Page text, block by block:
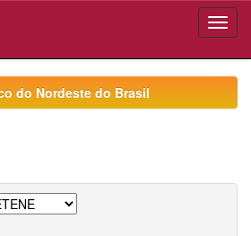
do Nordeste do Brasil